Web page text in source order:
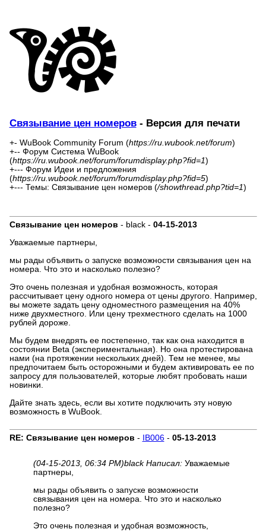
Связывание цен номеров- Версия для печати
+- WuBook Community Forum (https://ru.wubook.net/forum)
+-- Форум Система WuBook
(https://ru.wubook.net/forum/forumdisplay.php?fid=1)
+--- Форум Идеи и предложения
(https://ru.wubook.net/forum/forumdisplay.php?fid=5)
+--- Темы: Связывание цен номеров (/showthread.php?tid=1)
Связывание цен номеров - black - 04-15-2013
Уважаемые партнеры,
мы рады объявить о запуске возможности связывания цен на
номера. Что это и насколько полезно?
Это очень полезная и удобная возможность, которая
рассчитывает цену одного номера от цены другого. Например,
вы можете задать цену одноместного размещения на 40%
ниже двухместного. Или цену трехместного сделать на 1000
рублей дороже.
Мы будем внедрять ее постепенно, так как она находится в
состоянии Beta (экспериментальная). Но она протестирована
нами (на протяжении нескольких дней). Тем не менее, мы
предпочитаем быть осторожными и будем активировать ее по
запросу для пользователей, которые любят пробовать наши
новинки.
Дайте знать здесь, если вы хотите подключить эту новую
возможность в WuBook.
RE: Связывание цен номеров - IB006- 05-13-2013
(04-15-2013, 06:34 PM)black Написал: Уважаемые
партнеры,
мы рады объявить о запуске возможности
связывания цен на номера. Что это и насколько
полезно?
Это очень полезная и удобная возможность,